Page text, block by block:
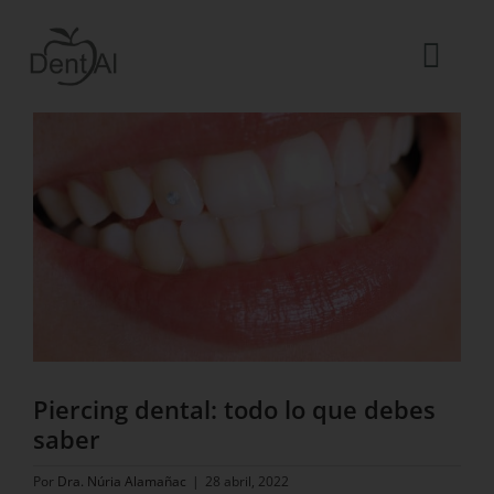
contenido
La Clínica
Tratamientos
Urgencias dentales
imagen
Piercing dental: todo lo que debes
saber
Por Dra. Núria Alamañac | 28 abril, 2022